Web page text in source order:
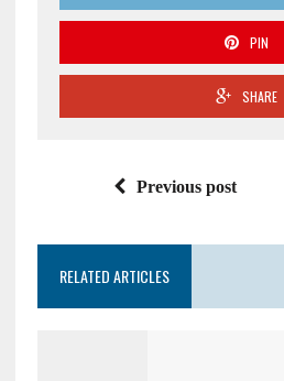
PIN
SHARE
Previous post
RELATED ARTICLES